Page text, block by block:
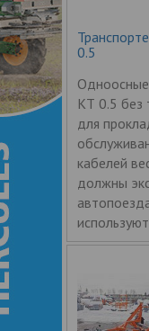
0.5
КТ 0.5 без
для
кабелей
должны